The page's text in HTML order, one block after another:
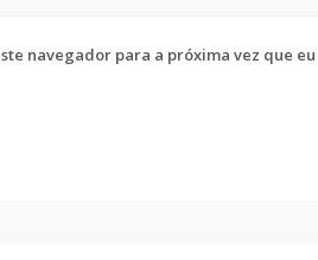
navegador para a próxima vez que